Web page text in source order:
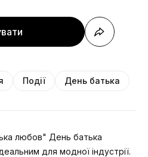
Події День батька
любов" День батька
для модної індустрії.